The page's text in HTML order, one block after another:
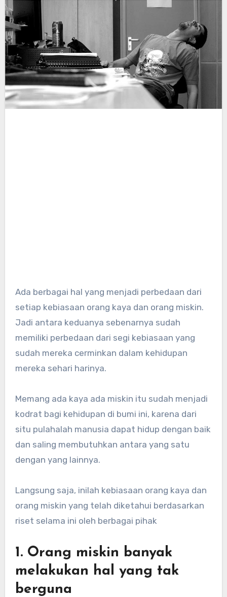
Ada berbagai hal yang menjadi perbedaan dari
setiap kebiasaan orang kaya dan orang miskin.
Jadi antara keduanya sebenarnya sudah
memiliki perbedaan dari segi kebiasaan yang
sudah mereka cerminkan dalam kehidupan
mereka sehari harinya.
Memang ada kaya ada miskin itu sudah menjadi
kodrat bagi kehidupan di bumi ini, karena dari
situ pulahalah manusia dapat hidup dengan baik
dan saling membutuhkan antara yang satu
dengan yang lainnya.
Langsung saja, inilah kebiasaan orang kaya dan
orang miskin yang telah diketahui berdasarkan
riset selama ini oleh berbagai pihak
1. Orang miskin banyak
melakukan hal yang tak
berguna